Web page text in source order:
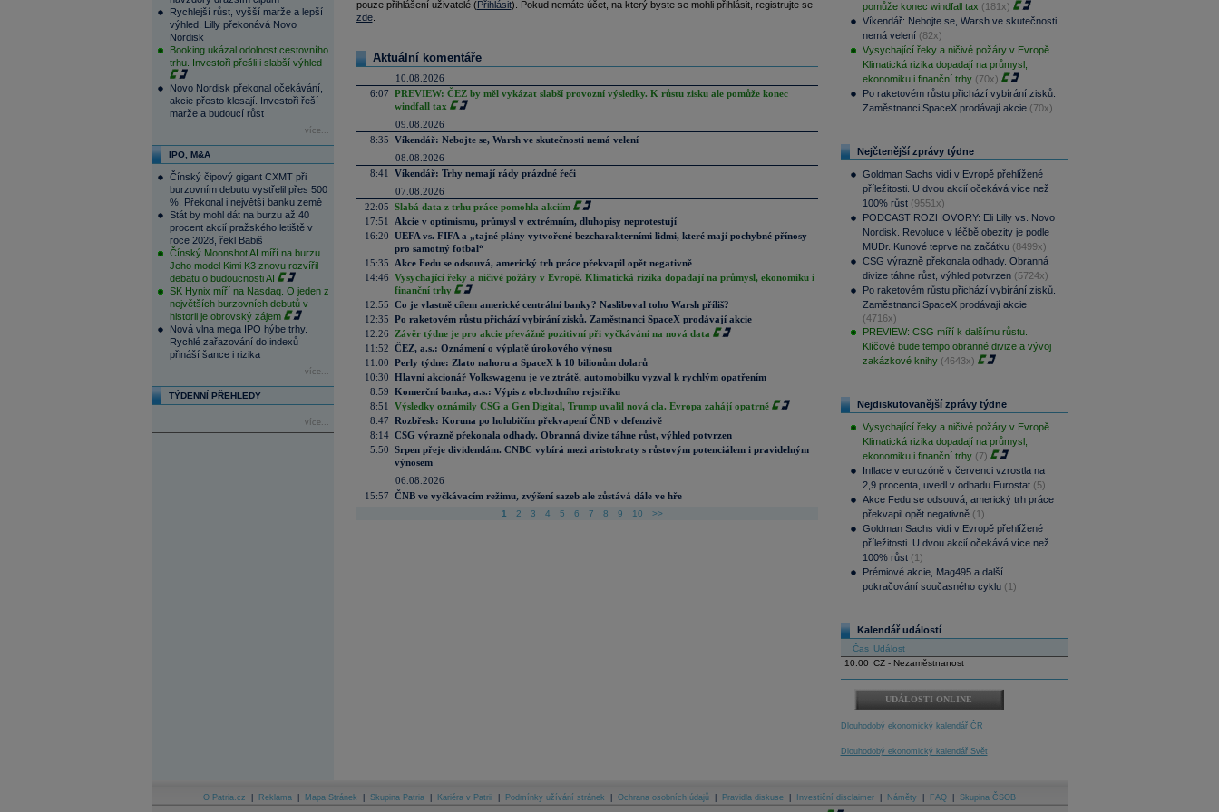
Rychlejší růst, vyšší marže a lepší
výhled. Lilly překonává Novo
Nordisk
Booking ukázal odolnost cestovního
trhu. Investoři přešli i slabší výhled
Novo Nordisk překonal očekávání,
akcie přesto klesají. Investoři řeší
marže a budoucí růst
více...
IPO, M&A
Čínský čipový gigant CXMT při
burzovním debutu vystřelil přes 500
%. Překonal i největší banku země
Stát by mohl dát na burzu až 40
procent akcií pražského letiště v
roce 2028, řekl Babiš
Čínský Moonshot AI míří na burzu.
Jeho model Kimi K3 znovu rozvířil
debatu o budoucnosti AI
SK Hynix míří na Nasdaq. O jeden z
největších burzovních debutů v
historii je obrovský zájem
Nová vlna mega IPO hýbe trhy.
Rychlé zařazování do indexů
přináší šance i rizika
více...
TÝDENNÍ PŘEHLEDY
více...
pouze přihlášení uživatelé (Přihlásit). Pokud nemáte účet, na který byste se mohli přihlásit, registrujte se
zde.
Aktuální komentáře
10.08.2026
6:07 PREVIEW: ČEZ by měl vykázat slabší provozní výsledky. K růstu zisku ale pomůže konec
windfall tax
09.08.2026
8:35 Víkendář: Nebojte se, Warsh ve skutečnosti nemá velení
08.08.2026
8:41
Víkendář: Trhy nemají rády prázdné řeči
07.08.2026
22:05 Slabá data z trhu práce pomohla akciím
17:51
Akcie v optimismu, průmysl v extrémním, dluhopisy neprotestují
16:20 UEFA vs. FIFA a „tajné plány vytvořené bezcharakterními lidmi, které mají pochybné přínosy
pro samotný fotbal“
15:35
Akce Fedu se odsouvá, americký trh práce překvapil opět negativně
14:46 Vysychající řeky a ničivé požáry v Evropě. Klimatická rizika dopadají na průmysl, ekonomiku i
finanční trhy
12:55 Co je vlastně cílem americké centrální banky? Nasliboval toho Warsh příliš?
12:35 Po raketovém růstu přichází vybírání zisků. Zaměstnanci SpaceX prodávají akcie
12:26
Závěr týdne je pro akcie převážně pozitivní při vyčkávání na nová data
11:52 ČEZ, a.s.: Oznámení o výplatě úrokového výnosu
11:00 Perly týdne: Zlato nahoru a SpaceX k 10 bilionům dolarů
10:30 Hlavní akcionář Volkswagenu je ve ztrátě, automobilku vyzval k rychlým opatřením
8:59 Komerční banka, a.s.: Výpis z obchodního rejstříku
8:51
Výsledky oznámily CSG a Gen Digital, Trump uvalil nová cla. Evropa zahájí opatrně
8:47 Rozbřesk: Koruna po holubičím překvapení ČNB v defenzivě
8:14 CSG výrazně překonala odhady. Obranná divize táhne růst, výhled potvrzen
5:50 Srpen přeje dividendám. CNBC vybírá mezi aristokraty s růstovým potenciálem i pravidelným
výnosem
06.08.2026
15:57 ČNB ve vyčkávacím režimu, zvýšení sazeb ale zůstává dále ve hře
1 2 3 4 5 6 7 8 9 10 >>
pomůže konec windfall tax (181x)
Víkendář: Nebojte se, Warsh ve skutečnosti
nemá velení (82x)
Vysychající řeky a ničivé požáry v Evropě.
Klimatická rizika dopadají na průmysl,
ekonomiku i finanční trhy (70x)
Po raketovém růstu přichází vybírání zisků.
Zaměstnanci SpaceX prodávají akcie (70x)
Nejčtenější zprávy týdne
Goldman Sachs vidí v Evropě přehlížené
příležitosti. U dvou akcií očekává více než
100% růst (9551x)
PODCAST ROZHOVORY: Eli Lilly vs. Novo
Nordisk. Revoluce v léčbě obezity je podle
MUDr. Kunové teprve na začátku (8499x)
CSG výrazně překonala odhady. Obranná
divize táhne růst, výhled potvrzen (5724x)
Po raketovém růstu přichází vybírání zisků.
Zaměstnanci SpaceX prodávají akcie
(4716x)
PREVIEW: CSG míří k dalšímu růstu.
Klíčové bude tempo obranné divize a vývoj
zakázkové knihy (4643x)
Nejdiskutovanější zprávy týdne
Vysychající řeky a ničivé požáry v Evropě.
Klimatická rizika dopadají na průmysl,
ekonomiku i finanční trhy (7)
Inflace v eurozóně v červenci vzrostla na
2,9 procenta, uvedl v odhadu Eurostat (5)
Akce Fedu se odsouvá, americký trh práce
překvapil opět negativně (1)
Goldman Sachs vidí v Evropě přehlížené
příležitosti. U dvou akcií očekává více než
100% růst (1)
Prémiové akcie, Mag495 a další
pokračování současného cyklu (1)
Kalendář událostí
Čas Událost
10:00 CZ - Nezaměstnanost
UDÁLOSTI ONLINE
Dlouhodobý ekonomický kalendář ČR
Dlouhodobý ekonomický kalendář Svět
O Patria.cz Reklama Mapa Stránek Skupina Patria Kariéra v Patrii Podmínky užívání stránek Ochrana osobních údajů Pravidla diskuse Investiční disclaimer Náměty FAQ Skupina ČSOB